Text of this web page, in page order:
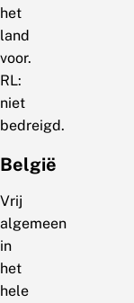
het
land
voor.
RL:
niet
bedreigd.
België
Vrij
algemeen
in
het
hele